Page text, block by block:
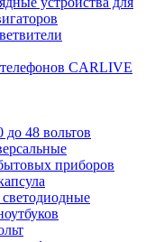
CARLIVE
до 48 вольтов
приборов